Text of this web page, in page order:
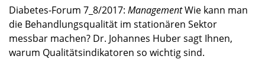
Diabetes-Forum 7_8/2017: ManagementWie kann man
die Behandlungsqualität im stationären Sektor
messbar machen? Dr. Johannes Huber sagt Ihnen,
warum Qualitätsindikatoren so wichtig sind.